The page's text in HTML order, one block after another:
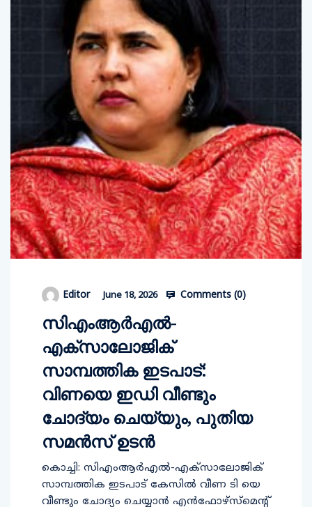
Editor June 18, 2026 Comments (0)
സിഎംആര്‍എല്‍-
എക്സാലോജിക്
സാമ്പത്തിക ഇടപാട്:
വിണയെ ഇഡി വീണ്ടും
ചോദ്യം ചെയ്യും, പുതിയ
സമന്‍സ് ഉടന്‍
കൊച്ചി: സിഎംആര്‍എല്‍-എക്സാലോജിക്
സാമ്പത്തിക ഇടപാട് കേസില്‍ വീണ ടി യെ
വീണ്ടും ചോദ്യം ചെയ്യാന്‍ എന്‍ഫോഴ്സ്മെന്റ്